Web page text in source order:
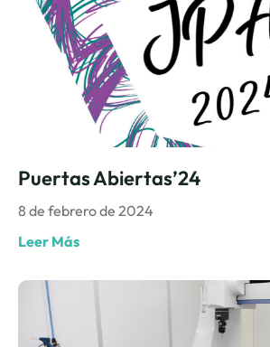
Puertas Abiertas’24
8 de febrero de 2024
Leer Más